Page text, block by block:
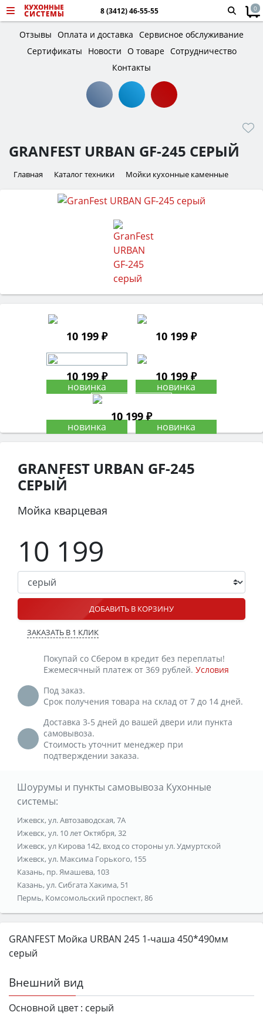
8 (3412) 46-55-55 0
Отзывы Оплата и доставка Сервисное обслуживание
Сертификаты
Новости О товаре Сотрудничество
Контакты
GRANFEST URBAN GF-245 СЕРЫЙ
Главная Каталог техники Мойки кухонные каменные
10 199 ₽ 10 199 ₽
10 199 ₽ 10 199 ₽
10 199 ₽
GRANFEST URBAN GF-245
СЕРЫЙ
Мойка кварцевая
10 199
ДОБАВИТЬ В КОРЗИНУ
ЗАКАЗАТЬ В 1 КЛИК
Покупай со Сбером в кредит без переплаты!
Ежемесячный платеж от 369 рублей. Условия
Под заказ.
Срок получения товара на склад от 7 до 14 дней.
Доставка 3-5 дней до вашей двери или пункта
самовывоза.
Стоимость уточнит менеджер при
подтверждении заказа.
Шоурумы и пункты самовывоза Кухонные
системы:
Ижевск, ул. Автозаводская, 7А
Ижевск, ул. 10 лет Октября, 32
Ижевск, ул Кирова 142, вход со стороны ул. Удмуртской
Ижевск, ул. Максима Горького, 155
Казань, пр. Ямашева, 103
Казань, ул. Сибгата Хакима, 51
Пермь, Комсомольский проспект, 86
GRANFEST Мойка URBAN 245 1-чаша 450*490мм
серый
Внешний вид
Основной цвет : серый